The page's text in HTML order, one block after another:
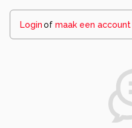
Loginof maak een account